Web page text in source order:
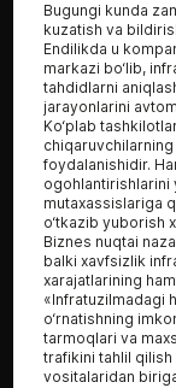
Bugungi kunda
kuzatish va
Endilikda u
markazi bo‘lib,
tahdidlarni
jarayonlarini
Ko‘plab
foydalanishidir.
ogohlantirishlarini
mutaxassislariga
o‘tkazib yuborish
Biznes nuqtai
balki xavfsizlik
xarajatlarining
«Infratuzilmadagi
o‘rnatishning
tarmoqlari va
trafikini tahlil
vositalaridan